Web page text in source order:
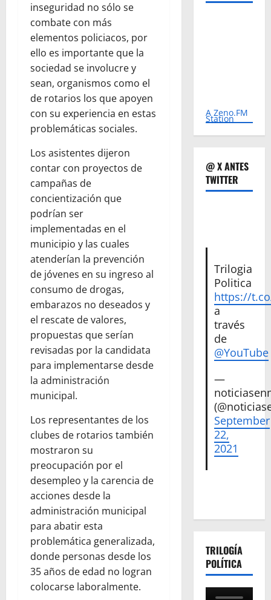
inseguridad no sólo se
combate con más
elementos policiacos, por
ello es importante que la
sociedad se involucre y
sean, organismos como el
de rotarios los que apoyen
con su experiencia en estas
problemáticas sociales.
Los asistentes dijeron
contar con proyectos de
campañas de
concientización que
podrían ser
implementadas en el
municipio y las cuales
atenderían la prevención
de jóvenes en su ingreso al
consumo de drogas,
embarazos no deseados y
el rescate de valores,
propuestas que serían
revisadas por la candidata
para implementarse desde
la administración
municipal.
Los representantes de los
clubes de rotarios también
mostraron su
preocupación por el
desempleo y la carencia de
acciones desde la
administración municipal
para abatir esta
problemática generalizada,
donde personas desde los
35 años de edad no logran
colocarse laboralmente.
A Zeno.FM
Station
@ X ANTES
TWITTER
Trilogia
Politica
https://
a
través
de
@YouTube
—
September
22,
2021
TRILOGÍA
POLÍTICA